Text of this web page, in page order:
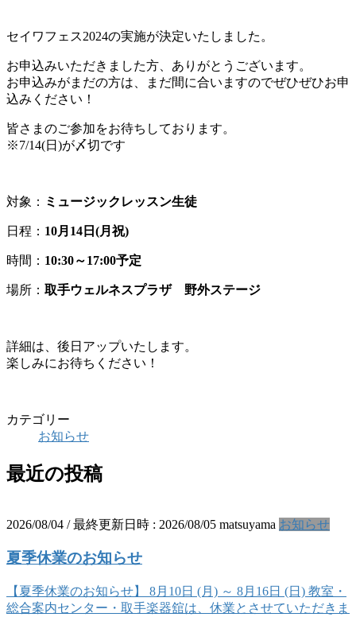
セイワフェス2024の実施が決定いたしました。
お申込みいただきました方、ありがとうございます。
お申込みがまだの方は、まだ間に合いますのでぜひぜひお申
込みください！
皆さまのご参加をお待ちしております。
※7/14(日)が〆切です
対象 ： ミュージックレッスン生徒
日程： 10月14日(月祝)
時間： 10:30～17:00予定
場所： 取手ウェルネスプラザ 野外ステージ
詳細は、後日アップいたします。
楽しみにお待ちください！
カテゴリー
お知らせ
最近の投稿
2026/08/04 / 最終更新日時 : 2026/08/05 matsuyama お知らせ
夏季休業のお知らせ
【夏季休業のお知らせ】 8月10日 (月) ～ 8月16日 (日) 教室・
総合案内センター・取手楽器舘は、休業とさせていただきま